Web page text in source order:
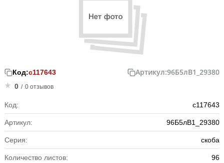
Код:с117643 Артикул:96Б5лВ1_29380
0 / 0 отзывов
Код: с117643
Артикул: 96Б5лВ1_29380
Серия: скоба
Количество листов: 96